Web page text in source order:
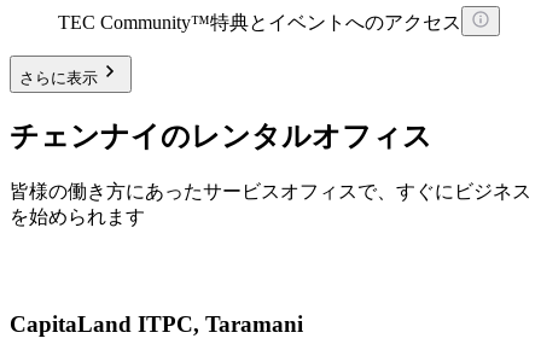
TEC Community™特典とイベントへのアクセス
さらに表示
チェンナイのレンタルオフィス
皆様の働き方にあったサービスオフィスで、すぐにビジネス
を始められます
CapitaLand ITPC, Taramani